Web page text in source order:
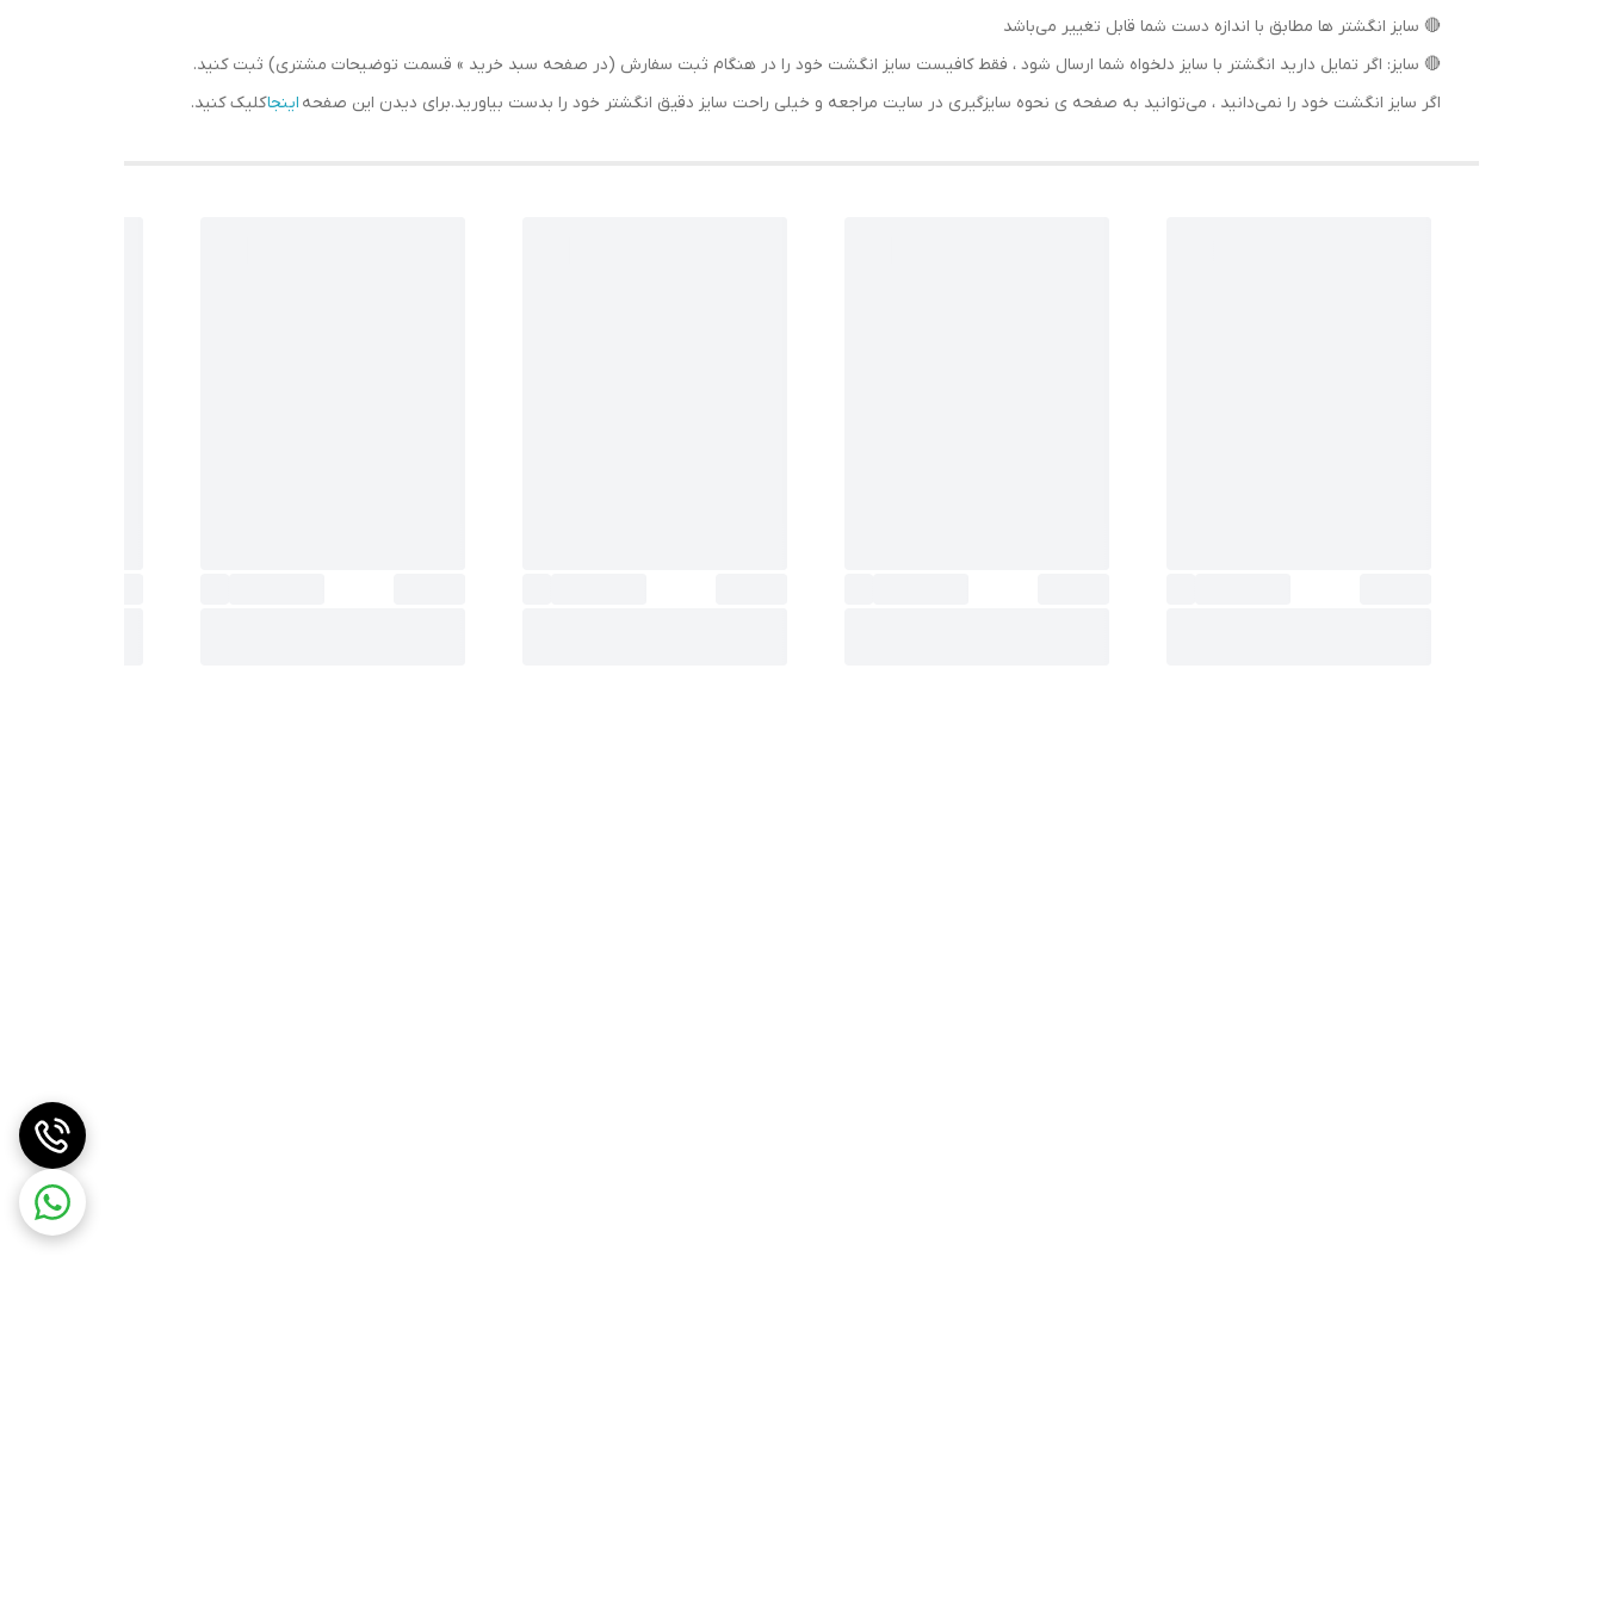
🔴 سایز انگشتر ها مطابق با اندازه دست شما قابل تغییر می‌باشد
🔴 سایز: اگر تمایل دارید انگشتر با سایز دلخواه شما ارسال شود ، فقط کافیست سایز انگشت خود را در هنگام ثبت سفارش (در صفحه سبد خرید » قسمت توضیحات مشتری) ثبت کنید.
اگر سایز انگشت خود را نمی‌دانید ، می‌توانید به صفحه ی نحوه سایزگیری در سایت مراجعه و خیلی راحت سایز دقیق انگشتر خود را بدست بیاورید.برای دیدن این صفحه اینجاکلیک کنید.